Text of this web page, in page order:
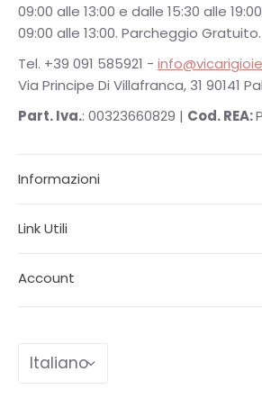
09:00 alle 13:00 e dalle 15:30 alle
09:00 alle 13:00. Parcheggio Gratuito.
Tel. +39 091 585921 -
Via Principe Di Villafranca, 31 90141
Part. Iva.: 00323660829 | Cod. REA:
Informazioni
Link Utili
Account
Lingua
Italiano